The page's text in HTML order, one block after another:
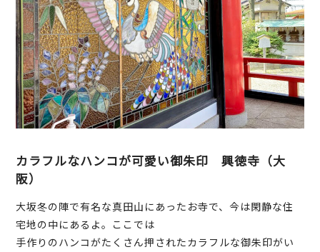
カラフルなハンコが可愛い御朱印 興徳寺（大
阪）
大坂冬の陣で有名な真田山にあったお寺で、今は閑静な住
宅地の中にあるよ。ここでは
手作りのハンコがたくさん押されたカラフルな御朱印がい